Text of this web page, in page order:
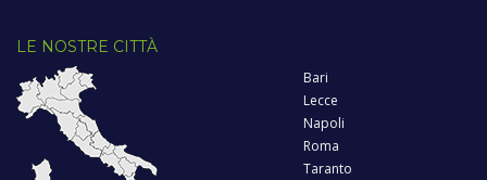
LE NOSTRE CITTÀ
Bari
Lecce
Napoli
Roma
Taranto